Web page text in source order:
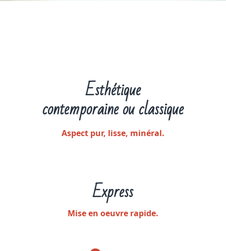
Esthétique
contemporaine ou classique
Aspect pur, lisse, minéral.
Express
Mise en oeuvre rapide.